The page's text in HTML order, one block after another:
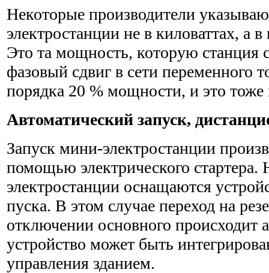
Некоторые производители
электростанции не в киловаттах, а
Это та мощность, которую станция
фазовый сдвиг в сети переменного
порядка 20 % мощности, и это
Автоматический запуск,
Запуск мини-электростанции
помощью электрического стартера.
электростанции оснащаются
пуска. В этом случае переход на
отключении основного происходит
устройство может быть
управления зданием.